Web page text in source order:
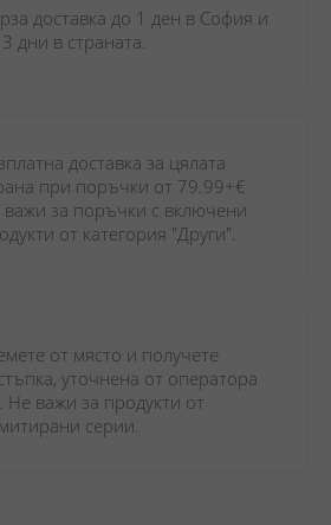
доставка до 1 ден в София и
дни в страната.
доставка за цялата
важи за поръчки с включени
от категория "Други".
от място и получете
уточнена от оператора
Не важи за продукти от
серии.